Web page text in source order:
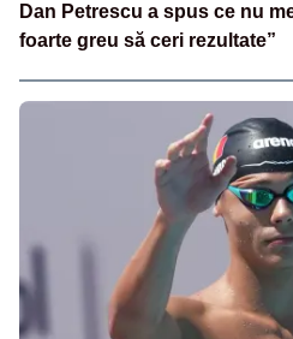
Dan Petrescu a spus ce nu
foarte greu să ceri rezultate”